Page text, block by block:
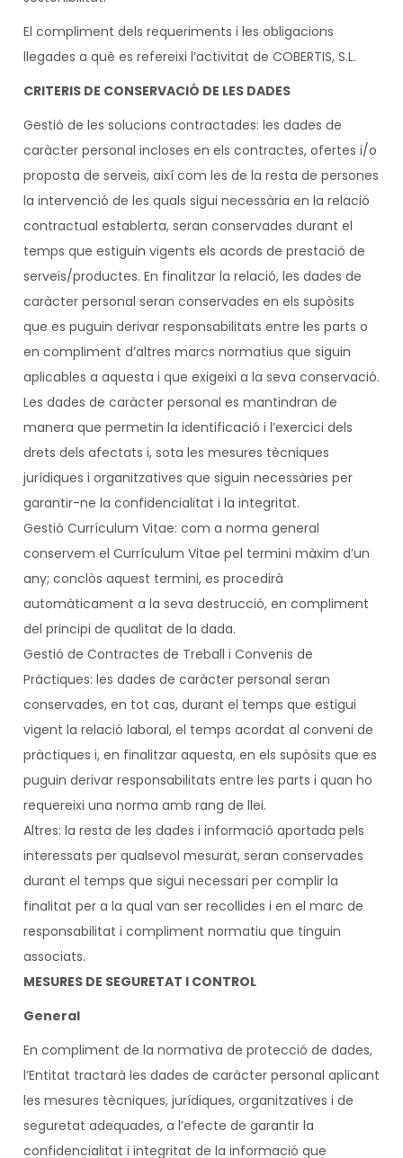
El compliment dels requeriments i les obligacions
llegades a què es refereixi l’activitat de COBERTIS, S.L.
CRITERIS DE CONSERVACIÓ DE LES DADES
Gestió de les solucions contractades: les dades de
caràcter personal incloses en els contractes, ofertes i/o
proposta de serveis, així com les de la resta de persones
la intervenció de les quals sigui necessària en la relació
contractual establerta, seran conservades durant el
temps que estiguin vigents els acords de prestació de
serveis/productes. En finalitzar la relació, les dades de
caràcter personal seran conservades en els supòsits
que es puguin derivar responsabilitats entre les parts o
en compliment d’altres marcs normatius que siguin
aplicables a aquesta i que exigeixi a la seva conservació.
Les dades de caràcter personal es mantindran de
manera que permetin la identificació i l’exercici dels
drets dels afectats i, sota les mesures tècniques
jurídiques i organitzatives que siguin necessàries per
garantir-ne la confidencialitat i la integritat.
Gestió Currículum Vitae: com a norma general
conservem el Currículum Vitae pel termini màxim d’un
any; conclòs aquest termini, es procedirà
automàticament a la seva destrucció, en compliment
del principi de qualitat de la dada.
Gestió de Contractes de Treball i Convenis de
Pràctiques: les dades de caràcter personal seran
conservades, en tot cas, durant el temps que estigui
vigent la relació laboral, el temps acordat al conveni de
pràctiques i, en finalitzar aquesta, en els supòsits que es
puguin derivar responsabilitats entre les parts i quan ho
requereixi una norma amb rang de llei.
Altres: la resta de les dades i informació aportada pels
interessats per qualsevol mesurat, seran conservades
durant el temps que sigui necessari per complir la
finalitat per a la qual van ser recollides i en el marc de
responsabilitat i compliment normatiu que tinguin
associats.
MESURES DE SEGURETAT I CONTROL
General
En compliment de la normativa de protecció de dades,
l’Entitat tractarà les dades de caràcter personal aplicant
les mesures tècniques, jurídiques, organitzatives i de
seguretat adequades, a l’efecte de garantir la
confidencialitat i integritat de la informació que